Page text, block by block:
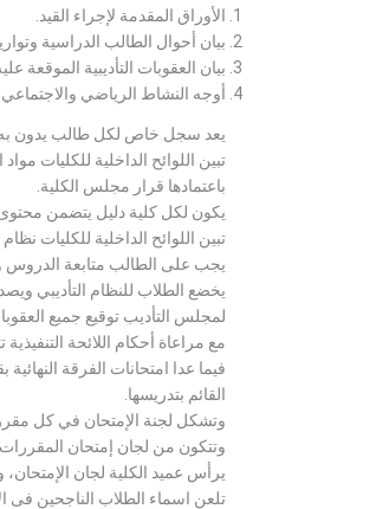
الأوراق المقدمة لإجراء القيد.
بيان أحوال الطالب الدراسية
بيان العقوبات التأديبية الموقعة
أوجه النشاط الرياضي
يعد سجل خاص لكل طالب يدون به
تبين اللوائح الداخلية
باعتمادها قرار مجلس الكلية.
يكون لكل كلية دليل يتضمن
تبين اللوائح الداخلية للكليات
يجب على الطالب متابعة الدروس
يخضع الطلاب للنظام التأديبي
لمجلس التأديب توقيع جميع
مع مراعاة أحكام اللائحة
فيما عدا امتحانات الفرقة
القائم بتدريسها.
وتشكل لجنة الإمتحان في كل
وتتكون من لجان إمتحان
يرأس عميد الكلية لجان الإمتحان،
تلعن اسماء الطلاب الناجحين فى